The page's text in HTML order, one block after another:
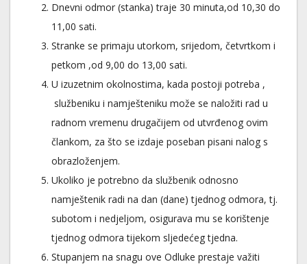
Dnevni odmor (stanka) traje 30 minuta,od 10,30 do
11,00 sati.
Stranke se primaju utorkom, srijedom, četvrtkom i
petkom ,od 9,00 do 13,00 sati.
U izuzetnim okolnostima, kada postoji potreba ,
službeniku i namješteniku može se naložiti rad u
radnom vremenu drugačijem od utvrđenog ovim
člankom, za što se izdaje poseban pisani nalog s
obrazloženjem.
Ukoliko je potrebno da službenik odnosno
namještenik radi na dan (dane) tjednog odmora, tj.
subotom i nedjeljom, osigurava mu se korištenje
tjednog odmora tijekom sljedećeg tjedna.
Stupanjem na snagu ove Odluke prestaje važiti